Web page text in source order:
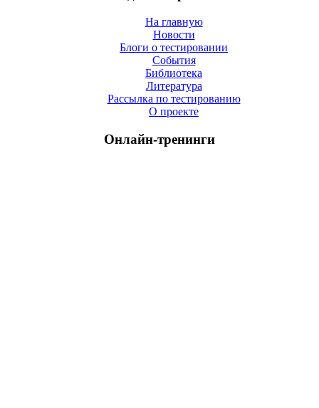
На главную
Новости
Блоги о тестировании
События
Библиотека
Литература
Рассылка по тестированию
О проекте
Онлайн-тренинги